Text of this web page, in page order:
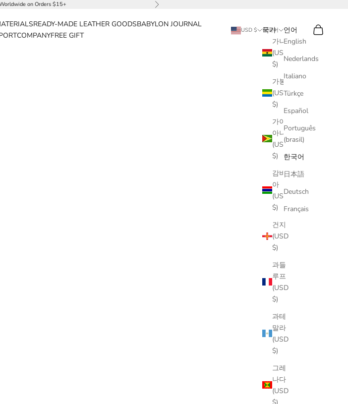
on Orders $15+ 다음
READY-MADE LEATHER GOODSBABYLON JOURNAL
COMPANYFREE GIFT
USD $
국가
가나
(USD
$)
가봉
(USD
$)
가이
아나
(USD
$)
감비
아
(USD
$)
건지
(USD
$)
과들
루프
(USD
$)
과테
말라
(USD
$)
그레
나다
(USD
$)
한국어
언어
English
Nederlands
Italiano
Türkçe
Español
Português
(brasil)
한국어
日本語
Deutsch
Français
검색장바구니